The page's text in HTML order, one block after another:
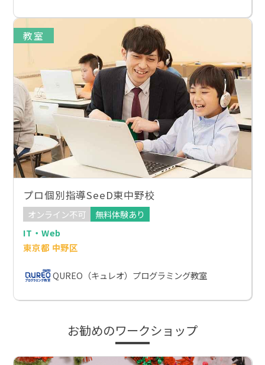
教室
プロ個別指導SeeD東中野校
オンライン不可
無料体験あり
IT・Web
東京都 中野区
QUREO（キュレオ）プログラミング教室
お勧めのワークショップ